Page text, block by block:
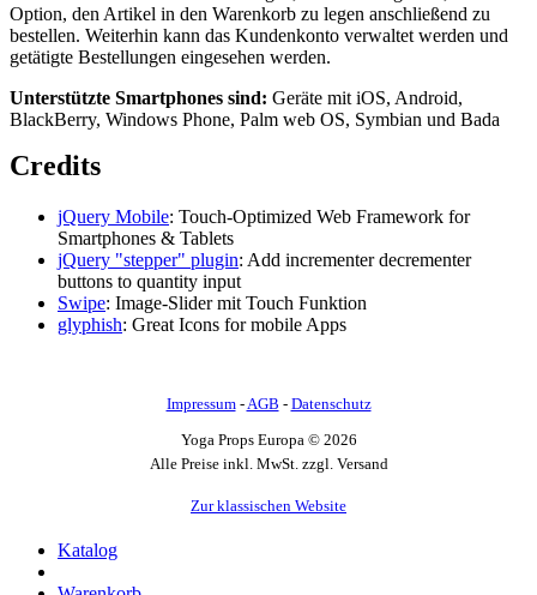
Option, den Artikel in den Warenkorb zu legen anschließend zu
bestellen. Weiterhin kann das Kundenkonto verwaltet werden und
getätigte Bestellungen eingesehen werden.
Unterstützte Smartphones sind: Geräte mit iOS, Android,
BlackBerry, Windows Phone, Palm web OS, Symbian und Bada
Credits
jQuery Mobile: Touch-Optimized Web Framework for
Smartphones & Tablets
jQuery "stepper" plugin: Add incrementer decrementer
buttons to quantity input
Swipe: Image-Slider mit Touch Funktion
glyphish: Great Icons for mobile Apps
Impressum-AGB - Datenschutz
Yoga Props Europa © 2026
Alle Preise inkl. MwSt. zzgl. Versand
Zur klassischen Website
Katalog